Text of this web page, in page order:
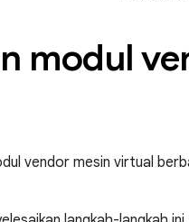
modul
vendor mesin virtual